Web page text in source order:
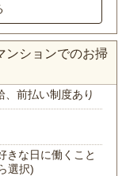
ンションでのお掃
、前払い制度あり
きな日に働くこと
選択)